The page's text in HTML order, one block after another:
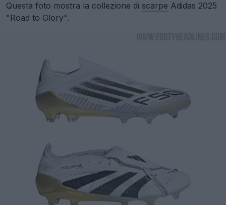
Questa foto mostra la collezione di scarpe Adidas 2025
"Road to Glory".